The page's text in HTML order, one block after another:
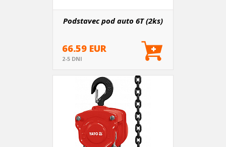
Podstavec pod auto 6T (2ks)
66.59 EUR
2-5 DNI